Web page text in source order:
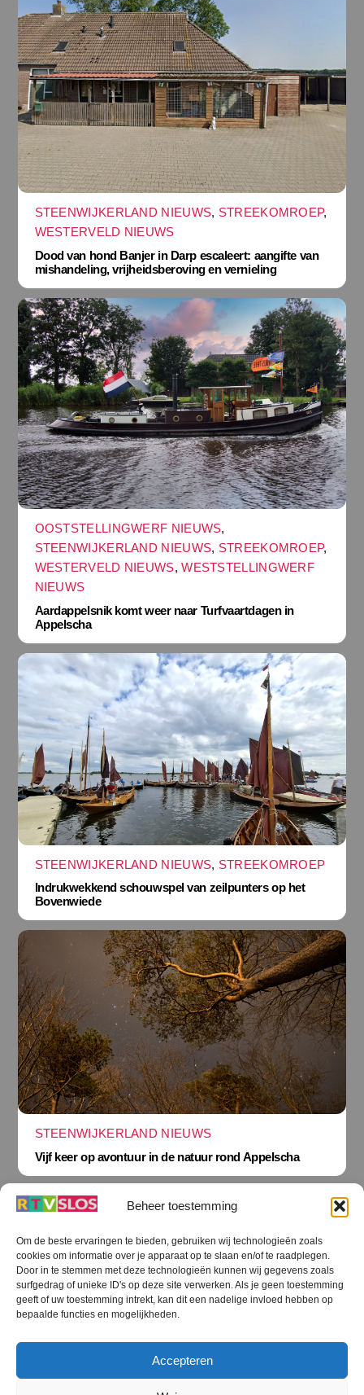
Beheer toestemming
Om de beste ervaringen te bieden, gebruiken wij technologieën zoals
cookies om informatie over je apparaat op te slaan en/of te raadplegen.
Door in te stemmen met deze technologieën kunnen wij gegevens zoals
surfgedrag of unieke ID's op deze site verwerken. Als je geen toestemming
geeft of uw toestemming intrekt, kan dit een nadelige invloed hebben op
bepaalde functies en mogelijkheden.
Accepteren
STEENWIJKERLAND NIEUWS, STREEKOMROEP,
WESTERVELD NIEUWS
Dood van hond Banjer in Darp escaleert: aangifte van
mishandeling, vrijheidsberoving en vernieling
OOSTSTELLINGWERF NIEUWS,
STEENWIJKERLAND NIEUWS, STREEKOMROEP,
WESTERVELD NIEUWS,WESTSTELLINGWERF
NIEUWS
Aardappelsnik komt weer naar Turfvaartdagen in
Appelscha
STEENWIJKERLAND NIEUWS, STREEKOMROEP
Indrukwekkend schouwspel van zeilpunters op het
Bovenwiede
STEENWIJKERLAND NIEUWS
Vijf keer op avontuur in de natuur rond Appelscha
Terug
naar
boven
RTV SLOS
RTV SLOS ANBI